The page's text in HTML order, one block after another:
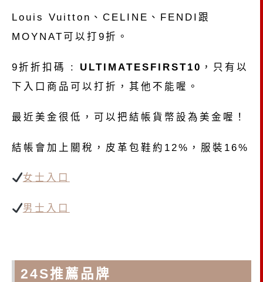
Louis Vuitton、CELINE、FENDI跟
MOYNAT可以打9折。
9折折扣碼 : ULTIMATESFIRST10 ，只有以
下入口商品可以打折，其他不能喔。
最近美金很低，可以把結帳貨幣設為美金喔！
結帳會加上關稅，皮革包鞋約12%，服裝16%
女士入口
男士入口
24S推薦品牌